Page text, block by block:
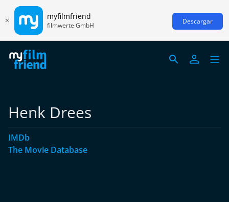
myfilmfriend
filmwerte GmbH Descargar
Henk Drees
IMDb
The Movie Database